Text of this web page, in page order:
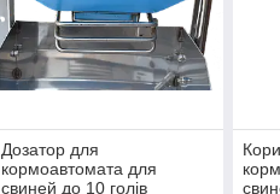
Дозатор для
кормоавтомата для
свиней до 10 голів